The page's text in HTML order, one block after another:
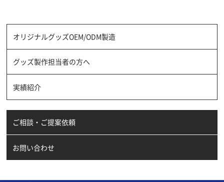
オリジナルグッズOEM/ODM製造
グッズ製作担当者の方へ
実績紹介
ご相談・ご提案依頼
お問い合わせ